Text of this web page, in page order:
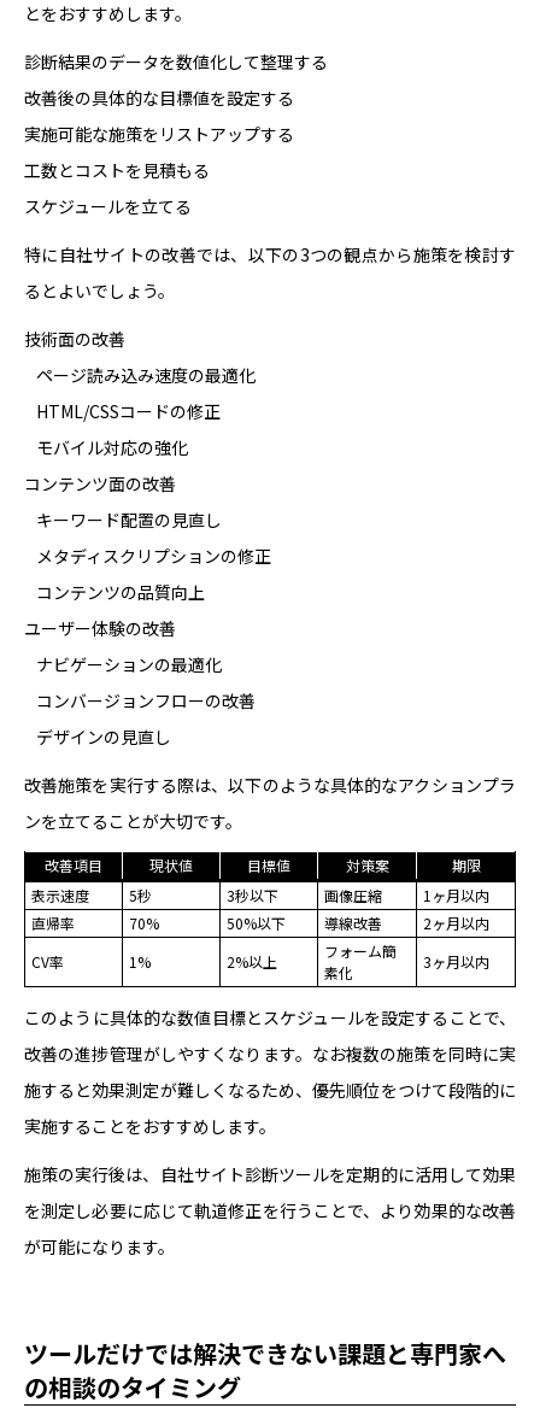
とをおすすめします。
診断結果のデータを数値化して整理する
改善後の具体的な目標値を設定する
実施可能な施策をリストアップする
工数とコストを見積もる
スケジュールを立てる
特に自社サイトの改善では、以下の3つの観点から施策を検討す
るとよいでしょう。
技術面の改善
ページ読み込み速度の最適化
HTML/CSSコードの修正
モバイル対応の強化
コンテンツ面の改善
キーワード配置の見直し
メタディスクリプションの修正
コンテンツの品質向上
ユーザー体験の改善
ナビゲーションの最適化
コンバージョンフローの改善
デザインの見直し
改善施策を実行する際は、以下のような具体的なアクションプラ
ンを立てることが大切です。
改善項目 現状値 目標値 対策案
期限
表示速度
5秒 3秒以下 画像圧縮
1ヶ月以内
直帰率
70% 50%以下 導線改善
2ヶ月以内
CV率
1% 2%以上
フォーム簡
素化
3ヶ月以内
このように具体的な数値目標とスケジュールを設定することで、
改善の進捗管理がしやすくなります。なお複数の施策を同時に実
施すると効果測定が難しくなるため、優先順位をつけて段階的に
実施することをおすすめします。
施策の実行後は、自社サイト診断ツールを定期的に活用して効果
を測定し必要に応じて軌道修正を行うことで、より効果的な改善
が可能になります。
ツールだけでは解決できない課題と専門家へ
の相談のタイミング